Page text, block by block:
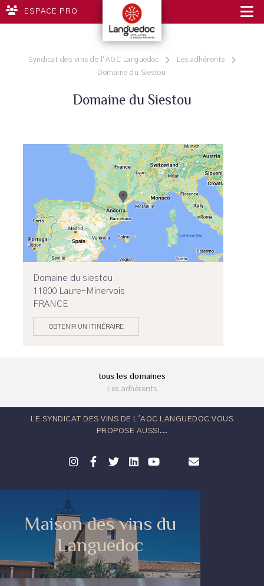
ESPACE PRO
Syndicat des vins de l'AOC Languedoc
Les adhérents
Domaine du Siestou
Domaine du Siestou
Domaine du siestou
11800 Laure-Minervois
FRANCE
OBTENIR UN ITINÉRAIRE
tous les domaines
Les adhérents
LE SYNDICAT DES VINS DE L'AOC LANGUEDOC VOUS
PROPOSE AUSSI...
Maison des vins du
Languedoc